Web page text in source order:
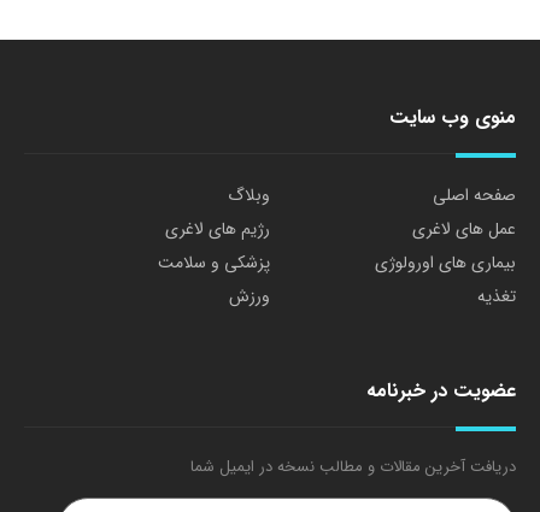
منوی وب سایت
صفحه اصلی
وبلاگ
عمل های لاغری
رژیم های لاغری
بیماری های اورولوژی
پزشکی و سلامت
تغذیه
ورزش
عضویت در خبرنامه
دریافت آخرین مقالات و مطالب نسخه در ایمیل شما